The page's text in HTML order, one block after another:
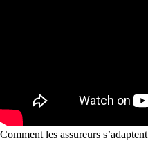
Comment les assureurs s’adaptent